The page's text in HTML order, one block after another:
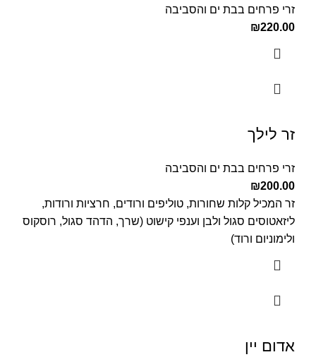
זרי פרחים בבת ים והסביבה
₪220.00
זר לילך
זרי פרחים בבת ים והסביבה
₪200.00
זר המכיל קלות שחורות, טוליפים ורודים, חרציות ורודות,
ליזאטוסים סגול ולבן וענפי קישוט (שרך, הדהד סגול, רוסקוס
ולימוניום ורוד)
אדום יין